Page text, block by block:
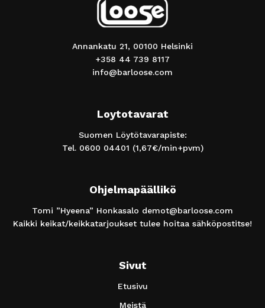
Annankatu 21, 00100 Helsinki
+358 44 739 8117
info@barloose.com
Loytotavarat
Suomen Löytötavarapiste:
Tel. 0600 04401 (1,67€/min+pvm)
Ohjelmapäällikö
Tomi ”Hyeena” Honkasalo demot@barloose.com
Kaikki keikat/keikkatarjoukset tulee hoitaa sähköpostitse!
Sivut
Etusivu
Meistä